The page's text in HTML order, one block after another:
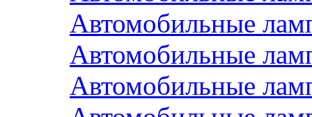
Автомобильные
Автомобильные
Автомобильные